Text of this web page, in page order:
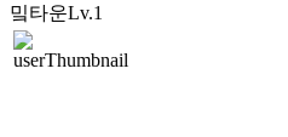
밐타운Lv.1